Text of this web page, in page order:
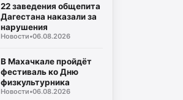
22 заведения общепита
Дагестана наказали за
нарушения
Новости•06.08.2026
В Махачкале пройдёт
фестиваль ко Дню
физкультурника
Новости•06.08.2026